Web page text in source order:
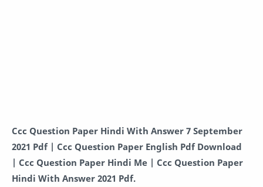
Ccc Question Paper Hindi With Answer 7 September
2021 Pdf | Ccc Question Paper English Pdf Download
| Ccc Question Paper Hindi Me | Ccc Question Paper
Hindi With Answer 2021 Pdf.